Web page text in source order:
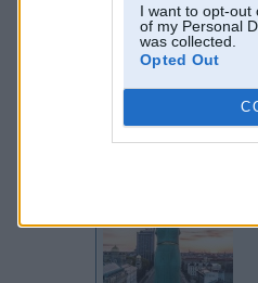
I want to opt-out
of my Personal
was collected.
Opted Out
Braucu ar: